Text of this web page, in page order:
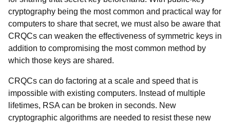
cryptography being the most common and practical way for
computers to share that secret, we must also be aware that
CRQCs can weaken the effectiveness of symmetric keys in
addition to compromising the most common method by
which those keys are shared.
CRQCs can do factoring at a scale and speed that is
impossible with existing computers. Instead of multiple
lifetimes, RSA can be broken in seconds. New
cryptographic algorithms are needed to resist these new